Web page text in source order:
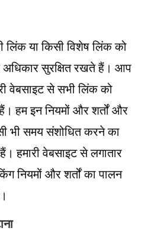
या किसी विशेष लिंक को
सुरक्षित रखते हैं। आप
वेबसाइट से सभी लिंक को
हम इन नियमों और शर्तों और
भी समय संशोधित करने का
हमारी वेबसाइट से लगातार
नियमों और शर्तों का पालन